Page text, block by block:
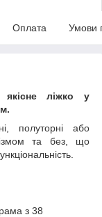
Оплата Умови
ліжко у
полуторні або
та без, що
з 38